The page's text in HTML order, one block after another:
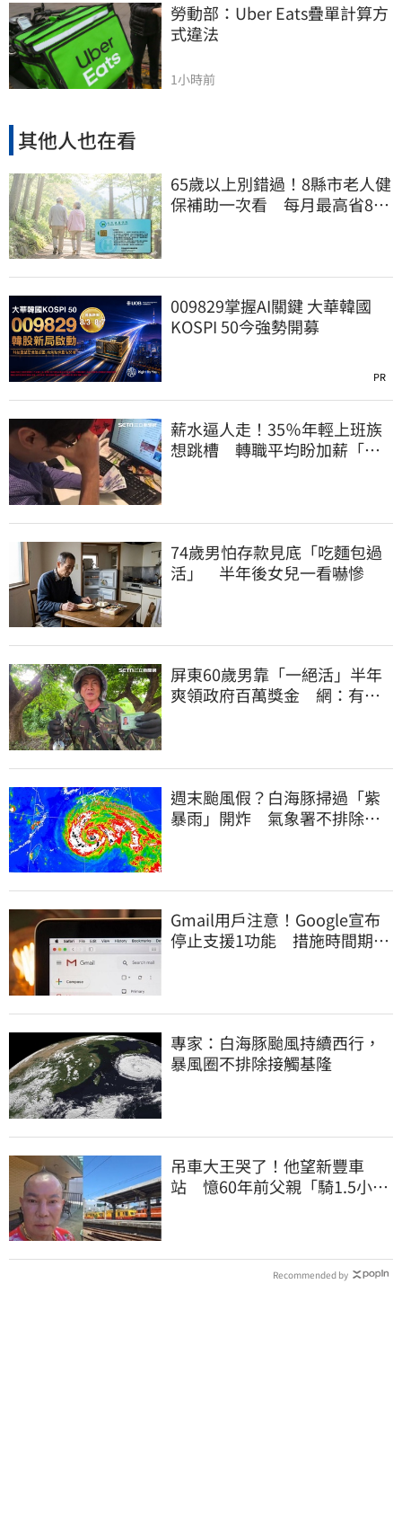
勞動部：Uber Eats疊單計算方
式違法
1小時前
其他人也在看
65歲以上別錯過！8縣市老人健
保補助一次看 每月最高省826
009829掌握AI關鍵 大華韓國
KOSPI 50今強勢開募
PR
薪水逼人走！35％年輕上班族
想跳槽 轉職平均盼加薪「破
74歲男怕存款見底「吃麵包過
活」 半年後女兒一看嚇慘
屏東60歲男靠「一絕活」半年
爽領政府百萬獎金 網：有人
週末颱風假？白海豚掃過「紫
暴雨」開炸 氣象署不排除發
Gmail用戶注意！Google宣布
停止支援1功能 措施時間期限
專家：白海豚颱風持續西行，
暴風圈不排除接觸基隆
吊車大王哭了！他望新豐車
站 憶60年前父親「騎1.5小時
Recommended by